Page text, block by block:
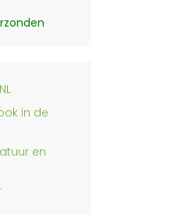
in de
en